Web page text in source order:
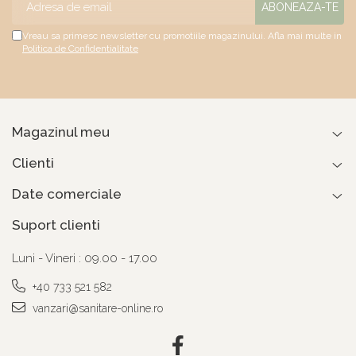
Vreau sa primesc newsletter cu promotiile magazinului. Afla mai multe in
Politica de Confidentialitate
Magazinul meu
Clienti
Date comerciale
Suport clienti
Luni - Vineri : 09.00 - 17.00
+40 733 521 582
vanzari@sanitare-online.ro